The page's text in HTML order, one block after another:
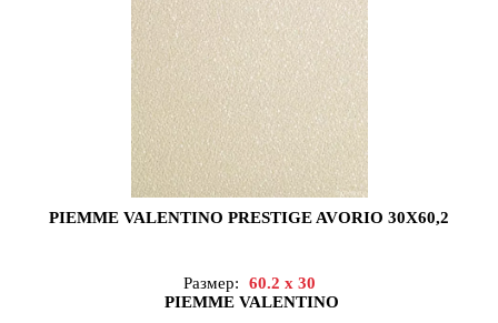
PIEMME VALENTINO PRESTIGE AVORIO 30X60,2
Размер:
60.2 x 30
PIEMME VALENTINO